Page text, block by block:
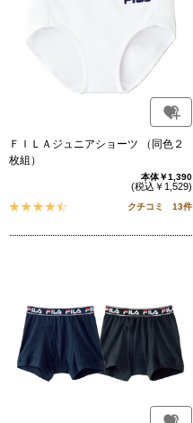
ＦＩＬＡジュニアショーツ （同色２
枚組）
本体￥1,390
(税込￥1,529)
クチコミ 13件